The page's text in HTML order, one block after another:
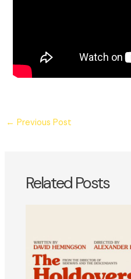
← Previous Post
Related Posts